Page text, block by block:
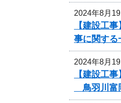
2024年8月
【建設工
事に関する
2024年8月
【建設工
鳥羽川富